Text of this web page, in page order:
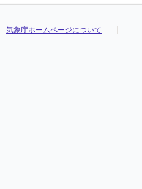
気象庁ホームページについて